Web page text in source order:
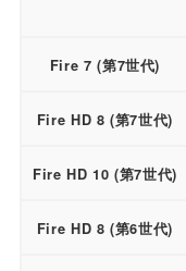
Fire 7 (第7世代)
Fire HD 8 (第7世代)
Fire HD 10 (第7世代)
Fire HD 8 (第6世代)